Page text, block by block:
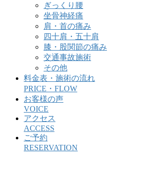
ぎっくり腰
坐骨神経痛
肩・首の痛み
四十肩・五十肩
膝・股関節の痛み
交通事故施術
その他
料金表・施術の流れ
PRICE・FLOW
お客様の声
VOICE
アクセス
ACCESS
ご予約
RESERVATION